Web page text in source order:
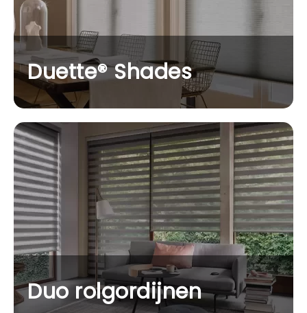
Duette® Shades
Duo rolgordijnen